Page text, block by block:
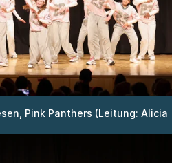
Pink Panthers (Leitung: Alicia